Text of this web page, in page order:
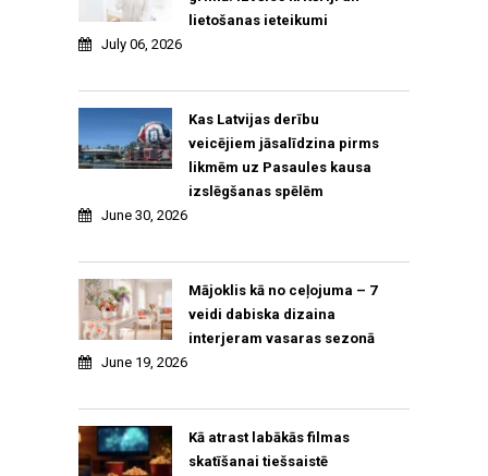
lietošanas ieteikumi
July 06, 2026
Kas Latvijas derību
veicējiem jāsalīdzina pirms
likmēm uz Pasaules kausa
izslēgšanas spēlēm
June 30, 2026
Mājoklis kā no ceļojuma – 7
veidi dabiska dizaina
interjeram vasaras sezonā
June 19, 2026
Kā atrast labākās filmas
skatīšanai tiešsaistē